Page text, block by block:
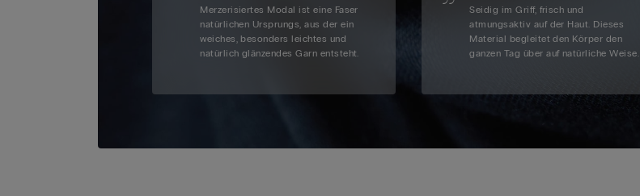
Merzerisiertes Modal ist eine Faser
natürlichen Ursprungs, aus der ein
weiches, besonders leichtes und
natürlich glänzendes Garn entsteht.
Seidig im Griff, frisch und
atmungsaktiv auf der Haut. Dieses
Material begleitet den Körper den
ganzen Tag über auf natürliche Weise.